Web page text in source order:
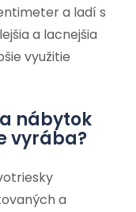
a ladí s
a lacnejšia
využitie
nábytok
vyrába?
a